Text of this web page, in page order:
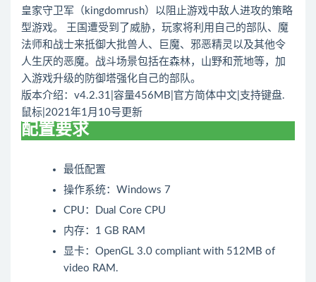
皇家守卫军（kingdomrush）以阻止游戏中敌人进攻的策略
型游戏。 王国遭受到了威胁，玩家将利用自己的部队、魔
法师和战士来抵御大批兽人、巨魔、邪恶精灵以及其他令
人生厌的恶魔。战斗场景包括在森林，山野和荒地等，加
入游戏升级的防御塔强化自己的部队。
版本介绍：v4.2.31|容量456MB|官方简体中文|支持键盘.
鼠标|2021年1月10号更新
配置要求
最低配置
操作系统：Windows 7
CPU：Dual Core CPU
内存：1 GB RAM
显卡：OpenGL 3.0 compliant with 512MB of
video RAM.